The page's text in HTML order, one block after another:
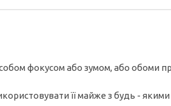
фокусом або зумом, або обоми
її майже з будь -